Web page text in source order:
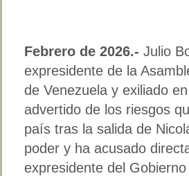
Febrero de 2026.- Julio
expresidente de la
de Venezuela y exiliado
advertido de los riesgos
país tras la salida de
poder y ha acusado
expresidente del